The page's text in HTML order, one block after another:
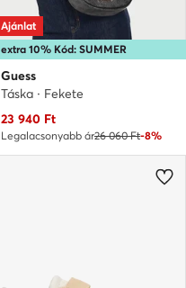
extra 10% Kód: SUMMER
Ajánlat
Guess
Táska · Fekete
Aktuális ár
23 940 Ft
Legalacsonyabb ár26 060 Ft-8%